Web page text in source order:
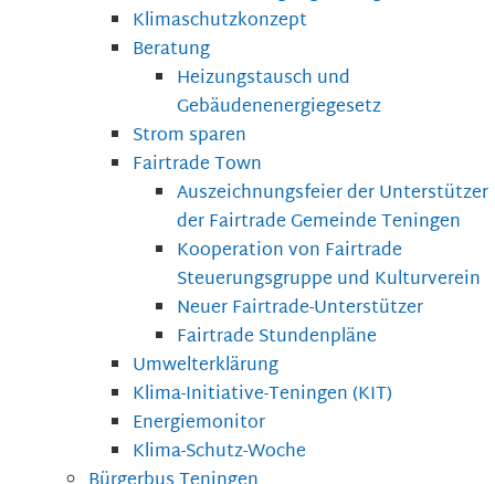
Klimaschutzkonzept
Beratung
Heizungstausch und
Gebäudenenergiegesetz
Strom sparen
Fairtrade Town
Auszeichnungsfeier der Unterstützer
der Fairtrade Gemeinde Teningen
Kooperation von Fairtrade
Steuerungsgruppe und Kulturverein
Neuer Fairtrade-Unterstützer
Fairtrade Stundenpläne
Umwelterklärung
Klima-Initiative-Teningen (KIT)
Energiemonitor
Klima-Schutz-Woche